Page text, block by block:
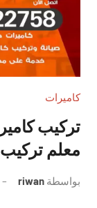
كاميرات
معلم تركيب
بواسطة riwan